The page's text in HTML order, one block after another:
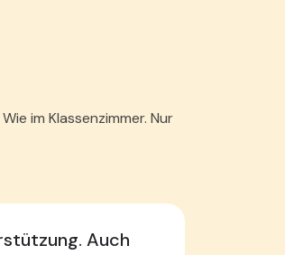
im Klassenzimmer. Nur
Auch